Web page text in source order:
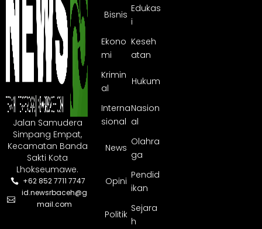
Jalan Samudera
Simpang Empat,
Kecamatan Banda
Sakti Kota
Lhokseumawe.
+62 852 7711 7747
id.newsrbaceh@g
mail.com
Bisnis
Edukas
i
Ekono
mi
Keseh
atan
Krimin
al
Hukum
Interna
sional
Nasion
al
News
Olahra
ga
Opini
Pendid
ikan
Politik
Sejara
h